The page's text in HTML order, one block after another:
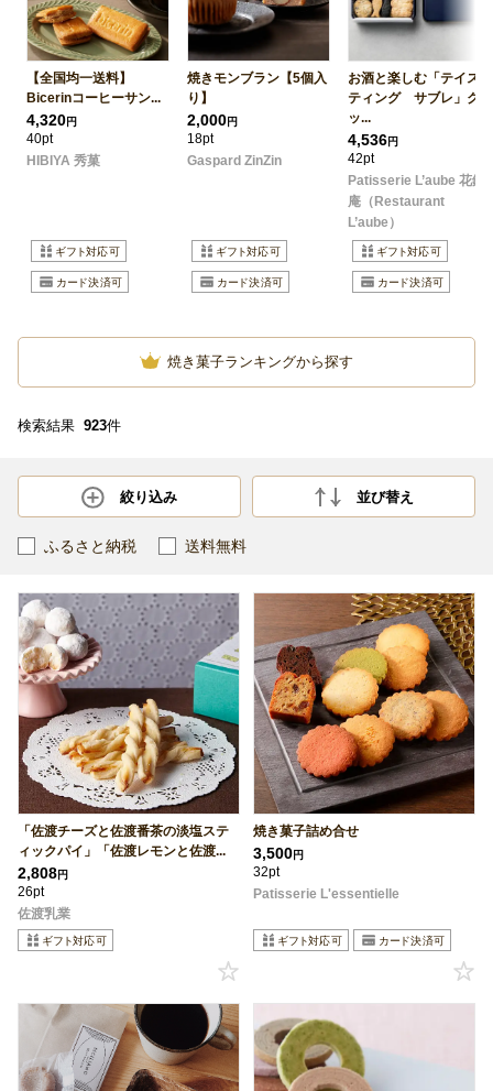
輸入菓子
その他のクッキ
ー・焼き菓子類
【全国均一送料】
Bicerinコーヒーサン...
4,320円
40pt
HIBIYA 秀菓
焼きモンブラン【5個入
り】
2,000円
18pt
Gaspard ZinZin
お酒と楽しむ「テイス
ティング サブレ」ク
ッ...
4,536円
42pt
Patisserie L’aube 花鏡
庵（Restaurant
L’aube）
焼き菓子ランキングから探す
検索結果 923件
絞り込み 並び替え
ふるさと納税 送料無料
「佐渡チーズと佐渡番茶の淡塩ステ
ィックパイ」「佐渡レモンと佐渡...
2,808円
26pt
佐渡乳業
焼き菓子詰め合せ
3,500円
32pt
Patisserie L'essentielle